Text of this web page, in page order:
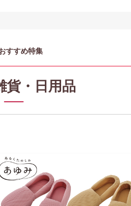
すすめ特集
貨・日用品